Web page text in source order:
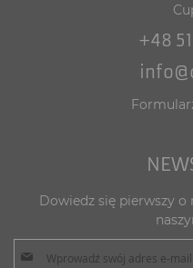
+48
Dowiedz się pierwszy